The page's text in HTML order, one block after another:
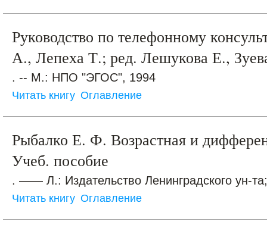
Руководство по телефонному
А., Лепеха Т.; ред. Лешукова Е.,
. -- М.: НПО "ЭГОС", 1994
Читать книгу Оглавление
Рыбалко Е. Ф. Возрастная и
Учеб. пособие
. —— Л.: Издательство Ленинградского ун-
Читать книгу Оглавление